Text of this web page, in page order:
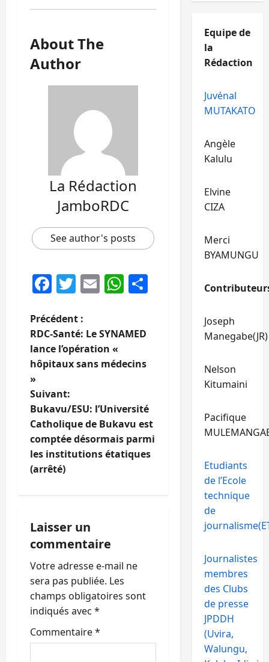
About The
Author
La Rédaction
JamboRDC
See author's posts
Facebook
Twitter
EmailWhatsApp
Partager
N
a
v
i
g
a
t
o
n
d
’
a
r
Précédent :
RDC-Santé: Le SYNAMED
lance l’opération «
hôpitaux sans médecins
»
Suivant:
Bukavu/ESU: l’Université
Catholique de Bukavu est
comptée désormais parmi
les institutions étatiques
(arrêté)
Laisser un
commentaire
Votre adresse e-mail ne
sera pas publiée. Les
champs obligatoires sont
indiqués avec *
Commentaire*
Equipe de
la
Rédaction
Juvénal
MUTAKATO
Angèle
Kalulu
Elvine
CIZA
Merci
BYAMUNGU
Joseph
Manegabe(JR)
Nelson
Kitumaini
Pacifique
Etudiants
de l’Ecole
technique
de
Journalistes
membres
des Clubs
de presse
JPDDH
(Uvira,
Walungu,